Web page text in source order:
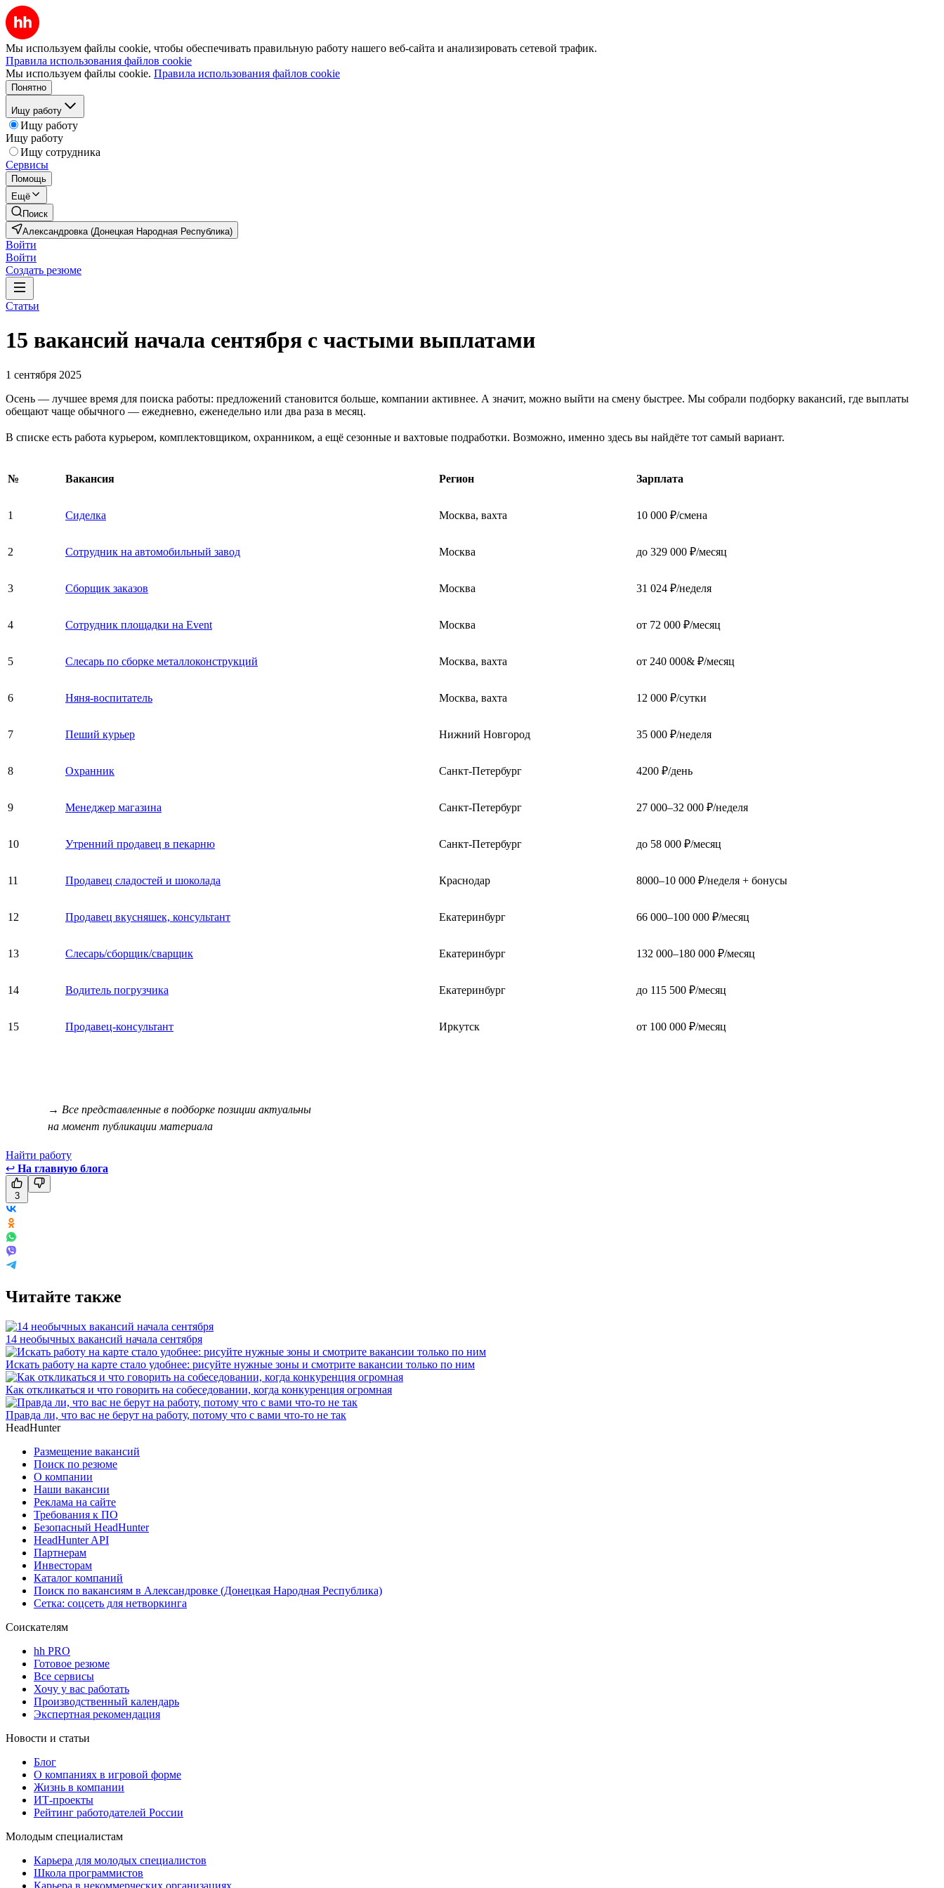
Мы используем файлы cookie, чтобы обеспечивать правильную работу нашего веб-сайта и анализировать сетевой трафик.
Правила использования файлов cookie
Мы используем файлы cookie. Правила использования файлов cookie
Понятно
Ищу работу
Ищу работу
Ищу работу
Ищу сотрудника
Сервисы
Помощь
Ещё
Поиск
Александровка (Донецкая Народная Республика)
Войти
Войти
Создать резюме
Статьи
15 вакансий начала сентября с частыми выплатами
1 сентября 2025
Осень — лучшее время для поиска работы: предложений становится больше, компании активнее. А значит, можно выйти на смену быстрее. Мы собрали подборку вакансий, где выплаты
обещают чаще обычного — ежедневно, еженедельно или два раза в месяц.
В списке есть работа курьером, комплектовщиком, охранником, а ещё сезонные и вахтовые подработки. Возможно, именно здесь вы найдёте тот самый вариант.
№ Вакансия Регион Зарплата
1 Сиделка Москва, вахта 10 000 ₽/смена
2 Сотрудник на автомобильный завод Москва до 329 000 ₽/месяц
3 Сборщик заказов Москва 31 024 ₽/неделя
4 Сотрудник площадки на Event Москва от 72 000 ₽/месяц
5 Слесарь по сборке металлоконструкций Москва, вахта от 240 000& ₽/месяц
6 Няня-воспитатель Москва, вахта 12 000 ₽/сутки
7 Пеший курьер Нижний Новгород 35 000 ₽/неделя
8 Охранник Санкт-Петербург 4200 ₽/день
9 Менеджер магазина Санкт-Петербург 27 000–32 000 ₽/неделя
10 Утренний продавец в пекарню Санкт-Петербург до 58 000 ₽/месяц
11 Продавец сладостей и шоколада Краснодар 8000–10 000 ₽/неделя + бонусы
12 Продавец вкусняшек, консультант Екатеринбург 66 000–100 000 ₽/месяц
13 Слесарь/сборщик/сварщик Екатеринбург 132 000–180 000 ₽/месяц
14 Водитель погрузчика Екатеринбург до 115 500 ₽/месяц
15 Продавец-консультант Иркутск от 100 000 ₽/месяц
→ Все представленные в подборке позиции актуальны
на момент публикации материала
Найти работу
↩ На главную блога
3
Читайте также
14 необычных вакансий начала сентября
Искать работу на карте стало удобнее: рисуйте нужные зоны и смотрите вакансии только по ним
Как откликаться и что говорить на собеседовании, когда конкуренция огромная
Правда ли, что вас не берут на работу, потому что с вами что-то не так
HeadHunter
Размещение вакансий
Поиск по резюме
О компании
Наши вакансии
Реклама на сайте
Требования к ПО
Безопасный HeadHunter
HeadHunter API
Партнерам
Инвесторам
Каталог компаний
Поиск по вакансиям в Александровке (Донецкая Народная Республика)
Сетка: соцсеть для нетворкинга
Соискателям
hh PRO
Готовое резюме
Все сервисы
Хочу у вас работать
Производственный календарь
Экспертная рекомендация
Новости и статьи
Блог
О компаниях в игровой форме
Жизнь в компании
ИТ-проекты
Рейтинг работодателей России
Молодым специалистам
Карьера для молодых специалистов
Школа программистов
Карьера в некоммерческих организациях